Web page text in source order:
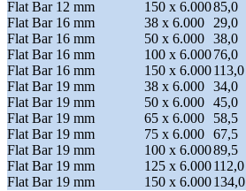
Flat Bar 12 mm
150 x 6.00085,0
Flat Bar 16 mm
38 x 6.000
29,0
Flat Bar 16 mm
50 x 6.000 38,0
Flat Bar 16 mm
100 x 6.00076,0
Flat Bar 16 mm
150 x 6.000113,0
Flat Bar 19 mm
38 x 6.000 34,0
Flat Bar 19 mm
50 x 6.000 45,0
Flat Bar 19 mm
65 x 6.000
58,5
Flat Bar 19 mm
75 x 6.000 67,5
Flat Bar 19 mm
100 x 6.00089,5
Flat Bar 19 mm
125 x 6.000112,0
Flat Bar 19 mm
150 x 6.000134,0